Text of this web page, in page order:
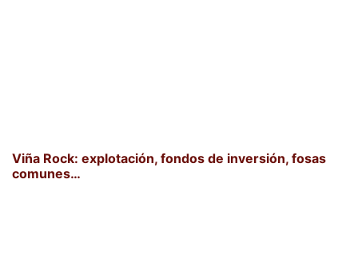
Viña Rock: explotación, fondos de inversión, fosas
comunes…